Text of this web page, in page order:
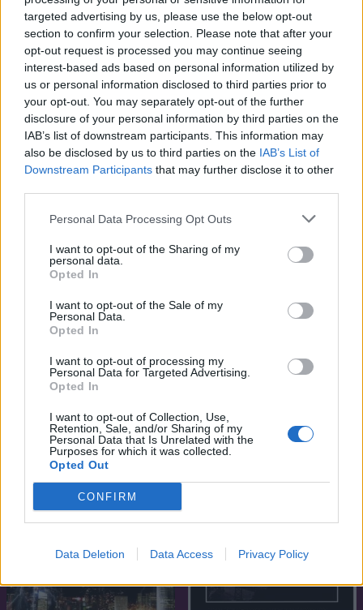
targeted advertising by us, please use the below opt-out
section to confirm your selection. Please note that after your
opt-out request is processed you may continue seeing
interest-based ads based on personal information utilized by
us or personal information disclosed to third parties prior to
your opt-out. You may separately opt-out of the further
disclosure of your personal information by third parties on the
IAB’s list of downstream participants. This information may
also be disclosed by us to third parties on the IAB’s List of
Downstream Participants that may further disclose it to other
Personal Data Processing Opt Outs
I want to opt-out of the Sharing of my
personal data.
Opted In
I want to opt-out of the Sale of my
Personal Data.
Opted In
I want to opt-out of processing my
Personal Data for Targeted Advertising.
Opted In
I want to opt-out of Collection, Use,
Retention, Sale, and/or Sharing of my
Personal Data that Is Unrelated with the
Purposes for which it was collected.
Opted Out
CONFIRM
Data Deletion Data Access Privacy Policy
2005 7.1
A sziget
1994
Két tűz között
Alkonyattól pirkadatig
1997
Mortal Kombat 2. - A